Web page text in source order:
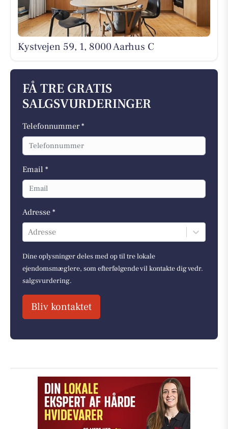
Kystvejen 59, 1, 8000 Aarhus C
FÅ TRE GRATIS
SALGSVURDERINGER
Telefonnummer *
Email *
Adresse *
Adresse
Dine oplysninger deles med op til tre lokale
ejendomsmæglere, som efterfølgende vil kontakte dig vedr.
salgsvurdering.
Bliv kontaktet